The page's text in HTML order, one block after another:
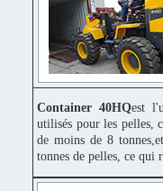
Container 40HQest
utilisés pour les pelles,
de moins de 8
tonnes de pelles, ce qui